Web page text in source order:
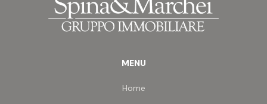
Localizzato all'interno del complesso residenziale
Marina Living, posto nella servita zona di San Pio X
e non distante dalla spiaggia, in un contesto di
MENU
Home